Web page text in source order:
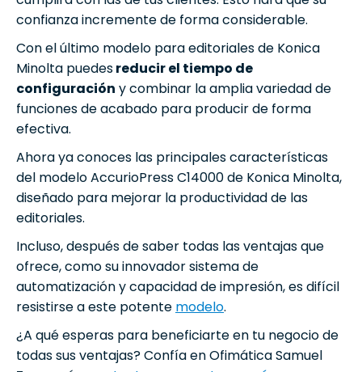
confianza incremente de forma considerable.
Con el último modelo para editoriales de Konica
Minolta puedesreducir el tiempo de
configuración y combinar la amplia variedad de
funciones de acabado para producir de forma
efectiva.
Ahora ya conoces las principales características
del modelo AccurioPress C14000 de Konica Minolta,
diseñado para mejorar la productividad de las
editoriales.
Incluso, después de saber todas las ventajas que
ofrece, como su innovador sistema de
automatización y capacidad de impresión, es difícil
resistirse a este potente modelo.
¿A qué esperas para beneficiarte en tu negocio de
todas sus ventajas? Confía en Ofimática Samuel